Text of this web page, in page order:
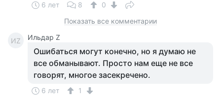
6 лет 8
0
Показать все комментарии
ИZ Ильдар Z
Ошибаться могут конечно, но я думаю не
все обманывают. Просто нам еще не все
говорят, многое засекречено.
6 лет 1